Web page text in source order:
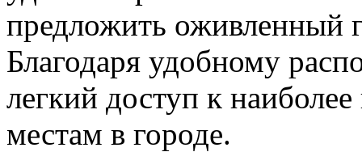
предложить оживленный
Благодаря удобному
легкий доступ к
местам в городе.